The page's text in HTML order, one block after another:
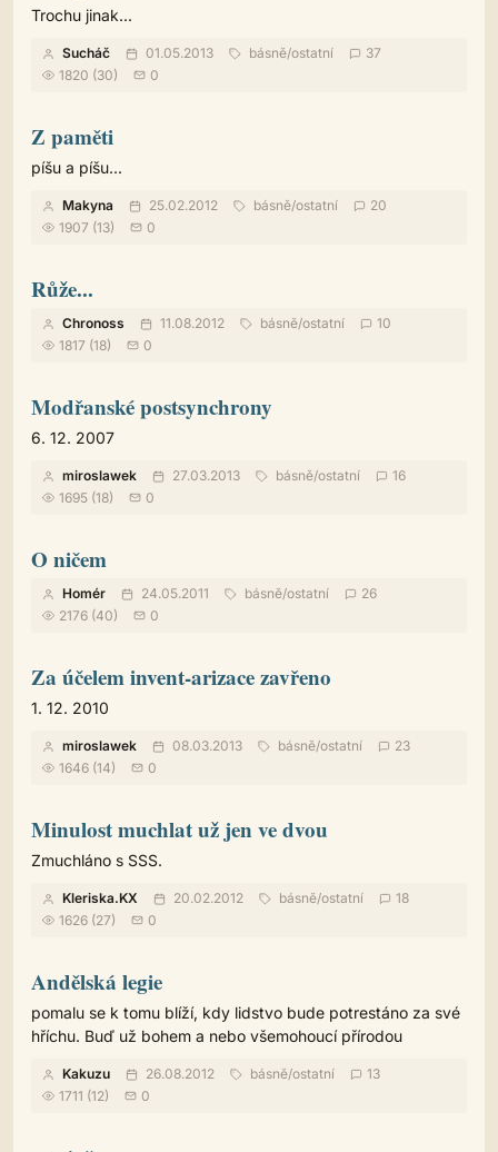
Trochu jinak...
Sucháč 01.05.2013 básně/ostatní
37
1820 (30)
0
Z paměti
píšu a píšu...
Makyna 25.02.2012 básně/ostatní
20
1907 (13)
0
Růže...
Chronoss 11.08.2012 básně/ostatní
10
1817 (18)
0
Modřanské postsynchrony
6. 12. 2007
miroslawek 27.03.2013 básně/ostatní
16
1695 (18)
0
O ničem
Homér 24.05.2011 básně/ostatní
26
2176 (40)
0
Za účelem invent-arizace zavřeno
1. 12. 2010
miroslawek 08.03.2013 básně/ostatní
23
1646 (14)
0
Minulost muchlat už jen ve dvou
Zmuchláno s SSS.
Kleriska.KX 20.02.2012 básně/ostatní
18
1626 (27)
0
Andělská legie
pomalu se k tomu blíží, kdy lidstvo bude potrestáno za své
hříchu. Buď už bohem a nebo všemohoucí přírodou
Kakuzu 26.08.2012 básně/ostatní
13
1711 (12)
0